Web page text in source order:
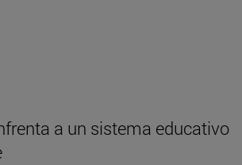
a un sistema educativo